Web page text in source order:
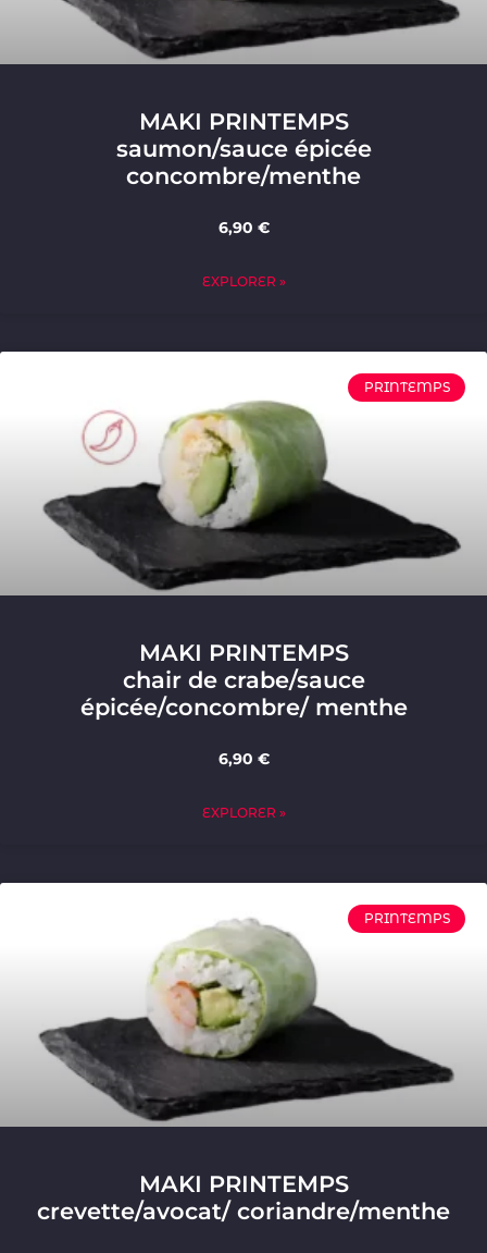
MAKI PRINTEMPS
saumon/sauce épicée
concombre/menthe
6,90 €
EXPLORER »
PRINTEMPS
MAKI PRINTEMPS
chair de crabe/sauce
épicée/concombre/ menthe
6,90 €
EXPLORER »
PRINTEMPS
MAKI PRINTEMPS
crevette/avocat/ coriandre/menthe